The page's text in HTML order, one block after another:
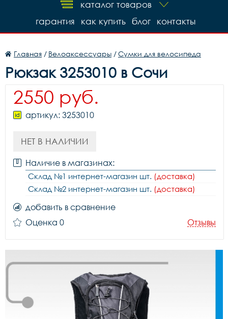
каталог товаров
контакты
блог
как купить
гарантия
Главная / Велоаксессуары /Сумки для велосипеда
Рюкзак 3253010 в Сочи
2550 руб.
артикул: 3253010
НЕТ В НАЛИЧИИ
Наличие в магазинах:
Склад №1 интернет-магазин шт. (доставка)
Склад №2 интернет-магазин шт. (доставка)
добавить в сравнение
Оценка 0
Отзывы